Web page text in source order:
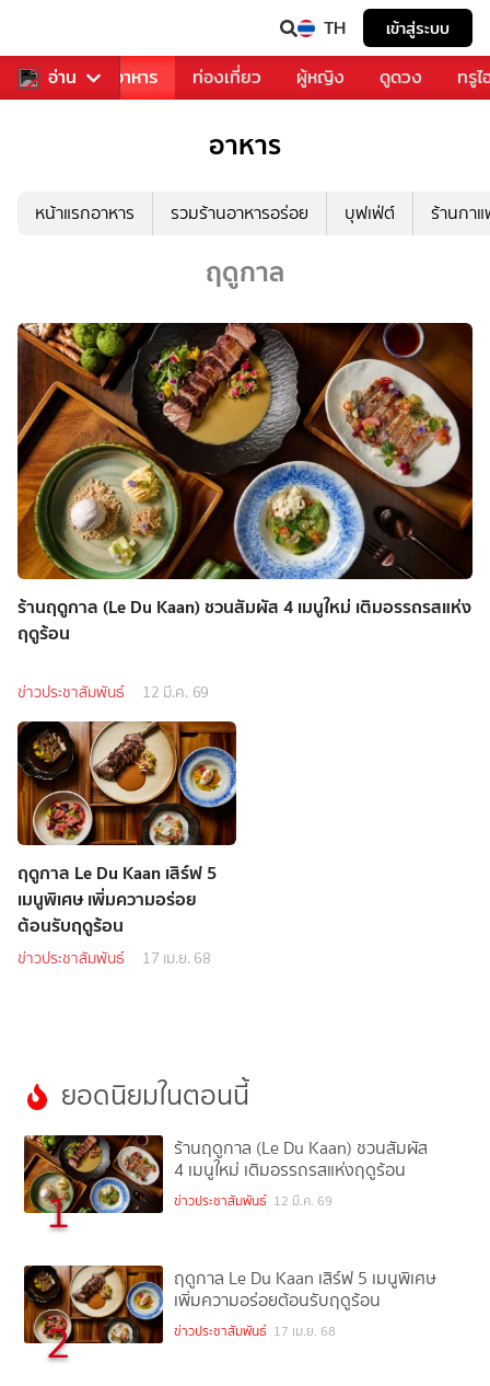
TH เข้าสู่ระบบ
อ่าน
การเพลง อาหาร ท่องเที่ยว ผู้หญิง ดูดวง ทรู
อาหาร
หน้าแรกอาหาร รวมร้านอาหารอร่อย บุฟเฟ่ต์ ร้านกา
ฤดูกาล
ร้านฤดูกาล (Le Du Kaan) ชวนสัมผัส 4 เมนูใหม่ เติมอรรถรสแห่ง
ฤดูร้อน
ข่าวประชาสัมพันธ์ 12 มี.ค. 69
ฤดูกาล Le Du Kaan เสิร์ฟ 5
เมนูพิเศษ เพิ่มความอร่อย
ต้อนรับฤดูร้อน
ข่าวประชาสัมพันธ์ 17 เม.ย. 68
ยอดนิยมในตอนนี้
1
ร้านฤดูกาล (Le Du Kaan) ชวนสัมผัส
4 เมนูใหม่ เติมอรรถรสแห่งฤดูร้อน
ข่าวประชาสัมพันธ์ 12 มี.ค. 69
2
ฤดูกาล Le Du Kaan เสิร์ฟ 5 เมนูพิเศษ
เพิ่มความอร่อยต้อนรับฤดูร้อน
ข่าวประชาสัมพันธ์ 17 เม.ย. 68